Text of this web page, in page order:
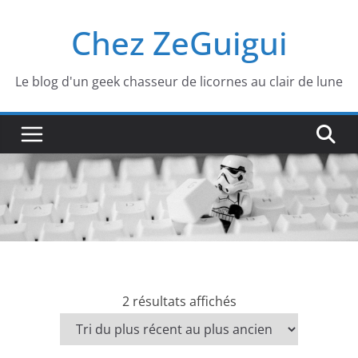
Chez ZeGuigui
Le blog d'un geek chasseur de licornes au clair de lune
2 résultats affichésT
r
i